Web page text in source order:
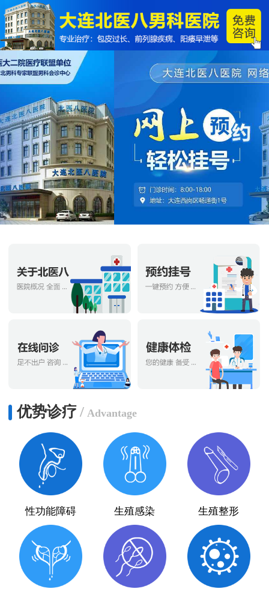
优势诊疗/ Advantage
性功能障碍 生殖感染 生殖整形